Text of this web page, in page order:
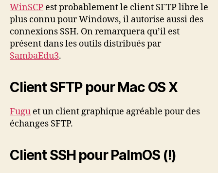
WinSCP est probablement le client SFTP libre le
plus connu pour Windows, il autorise aussi des
connexions SSH. On remarquera qu’il est
présent dans les outils distribués par
SambaEdu3.
Client SFTP pour Mac OS X
Fugu et un client graphique agréable pour des
échanges SFTP.
Client SSH pour PalmOS (!)